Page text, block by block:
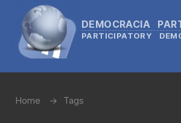
DEMOCRACIA
PARTICIPATORY
Home Tags